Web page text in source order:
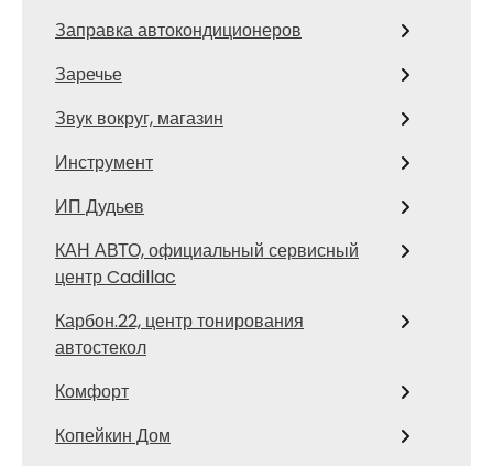
Заправка автокондиционеров
Заречье
Звук вокруг, магазин
Инструмент
ИП Дудьев
КАН АВТО, официальный сервисный
центр Cadillac
Карбон.22, центр тонирования
автостекол
Комфорт
Копейкин Дом